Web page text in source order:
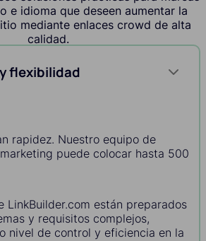
e idioma que deseen aumentar la
mediante enlaces crowd de alta
calidad.
flexibilidad
rapidez. Nuestro equipo de
puede colocar hasta 500
LinkBuilder.com están preparados
y requisitos complejos,
nivel de control y eficiencia en la